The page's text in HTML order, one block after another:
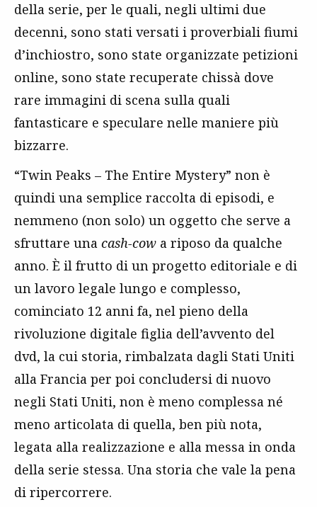
della serie, per le quali, negli ultimi due
decenni, sono stati versati i proverbiali fiumi
d’inchiostro, sono state organizzate petizioni
online, sono state recuperate chissà dove
rare immagini di scena sulla quali
fantasticare e speculare nelle maniere più
bizzarre.
“Twin Peaks – The Entire Mystery” non è
quindi una semplice raccolta di episodi, e
nemmeno (non solo) un oggetto che serve a
sfruttare una cash-cow a riposo da qualche
anno. È il frutto di un progetto editoriale e di
un lavoro legale lungo e complesso,
cominciato 12 anni fa, nel pieno della
rivoluzione digitale figlia dell’avvento del
dvd, la cui storia, rimbalzata dagli Stati Uniti
alla Francia per poi concludersi di nuovo
negli Stati Uniti, non è meno complessa né
meno articolata di quella, ben più nota,
legata alla realizzazione e alla messa in onda
della serie stessa. Una storia che vale la pena
di ripercorrere.